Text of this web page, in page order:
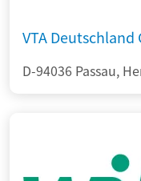
VTA Deutschland
D-94036 Passau,